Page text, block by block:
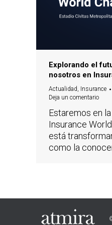
Explorando el
nosotros en
Actualidad, Insurance
Deja un comentario
Estaremos en
Insurance
está
como la